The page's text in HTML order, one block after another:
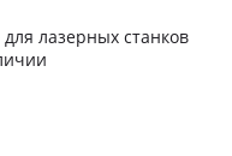
лазерных станков